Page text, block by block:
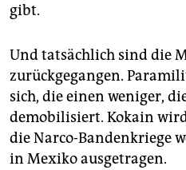
gibt.
Und tatsächlich sind die
zurückgegangen.
sich, die einen weniger,
demobilisiert. Kokain
die Narco-Bandenkriege
in Mexiko ausgetragen.